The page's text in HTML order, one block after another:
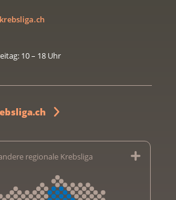
10 – 18 Uhr
regionale Krebsliga